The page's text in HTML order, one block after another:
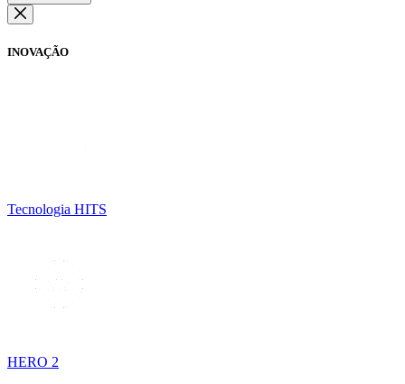
INOVAÇÃO
Tecnologia HITS
HERO 2